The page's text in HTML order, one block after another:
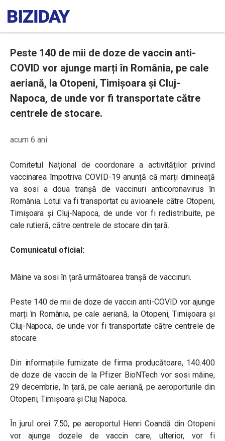
Peste 140 de mii de doze de vaccin anti-
COVID vor ajunge marți în România, pe cale
aeriană, la Otopeni, Timişoara şi Cluj-
Napoca, de unde vor fi transportate către
centrele de stocare.
acum 6 ani
Comitetul Național de coordonare a activităților privind
vaccinarea împotriva COVID-19 anunță că marți dimineață
va sosi a doua tranșă de vaccinuri anticoronavirus în
România. Lotul va fi transportat cu avioanele către Otopeni,
Timișoara și Cluj-Napoca, de unde vor fi redistribuite, pe
cale rutieră, către centrele de stocare din țară.
Comunicatul oficial:
Mâine va sosi în țară următoarea tranșă de vaccinuri.
Peste 140 de mii de doze de vaccin anti-COVID vor ajunge
marți în România, pe cale aeriană, la Otopeni, Timişoara şi
Cluj-Napoca, de unde vor fi transportate către centrele de
stocare.
Din informațiile furnizate de firma producătoare, 140.400
de doze de vaccin de la Pfizer BioNTech vor sosi mâine,
29 decembrie, în țară, pe cale aeriană, pe aeroporturile din
Otopeni, Timișoara și Cluj Napoca.
În jurul orei 7.50, pe aeroportul Henri Coandă din Otopeni
vor ajunge dozele de vaccin care, ulterior, vor fi